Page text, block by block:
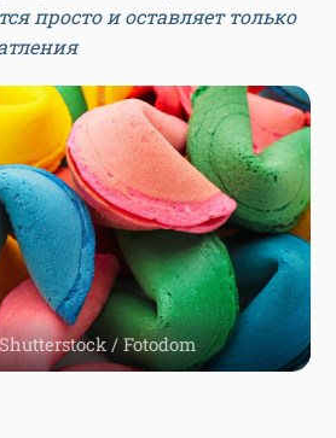
просто и оставляет только
/ Fotodom